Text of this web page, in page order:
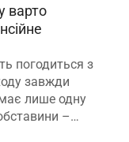
варто
погодиться з
завжди
лише одну
–